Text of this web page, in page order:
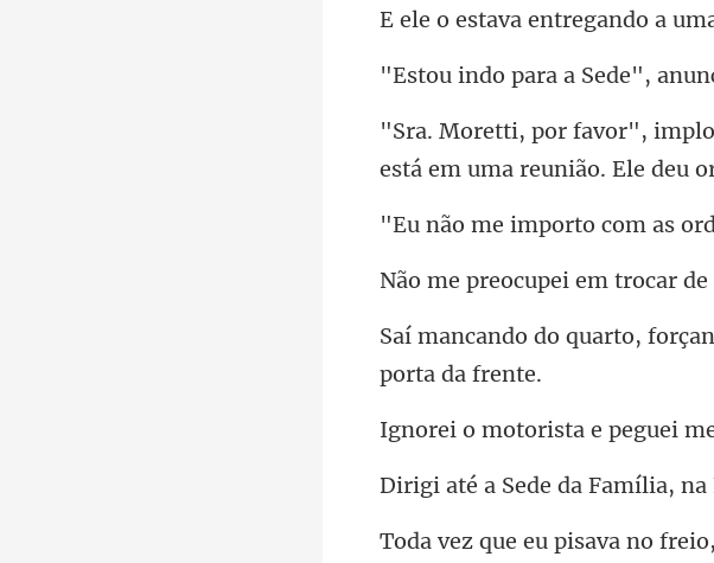
a entregando
para a Sed
está
porto com as
upei em troc
ista e peguei m
ede da Família